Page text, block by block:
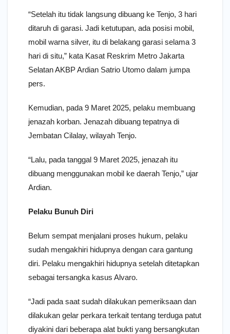
“Setelah itu tidak langsung dibuang ke Tenjo, 3 hari
ditaruh di garasi. Jadi ketutupan, ada posisi mobil,
mobil warna silver, itu di belakang garasi selama 3
hari di situ,” kata Kasat Reskrim Metro Jakarta
Selatan AKBP Ardian Satrio Utomo dalam jumpa
pers.
Kemudian, pada 9 Maret 2025, pelaku membuang
jenazah korban. Jenazah dibuang tepatnya di
Jembatan Cilalay, wilayah Tenjo.
“Lalu, pada tanggal 9 Maret 2025, jenazah itu
dibuang menggunakan mobil ke daerah Tenjo,” ujar
Ardian.
Pelaku Bunuh Diri
Belum sempat menjalani proses hukum, pelaku
sudah mengakhiri hidupnya dengan cara gantung
diri. Pelaku mengakhiri hidupnya setelah ditetapkan
sebagai tersangka kasus Alvaro.
“Jadi pada saat sudah dilakukan pemeriksaan dan
dilakukan gelar perkara terkait tentang terduga patut
diyakini dari beberapa alat bukti yang bersangkutan